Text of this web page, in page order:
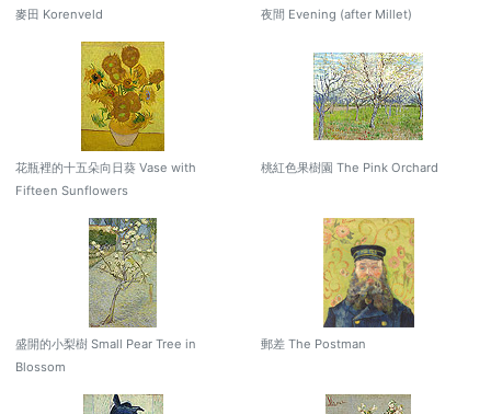
麥田 Korenveld 夜間 Evening (after Millet)
花瓶裡的十五朵向日葵 Vase with
Fifteen Sunflowers
桃紅色果樹園 The Pink Orchard
盛開的小梨樹 Small Pear Tree in
Blossom
郵差 The Postman